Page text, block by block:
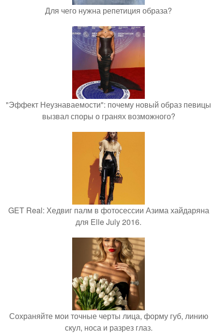
Для чего нужна репетиция образа?
"Эффект Неузнаваемости": почему новый образ певицы
вызвал споры о гранях возможного?
GET Real: Хедвиг палм в фотосессии Азима хайдаряна
для Elle July 2016.
Сохраняйте мои точные черты лица, форму губ, линию
скул, носа и разрез глаз.